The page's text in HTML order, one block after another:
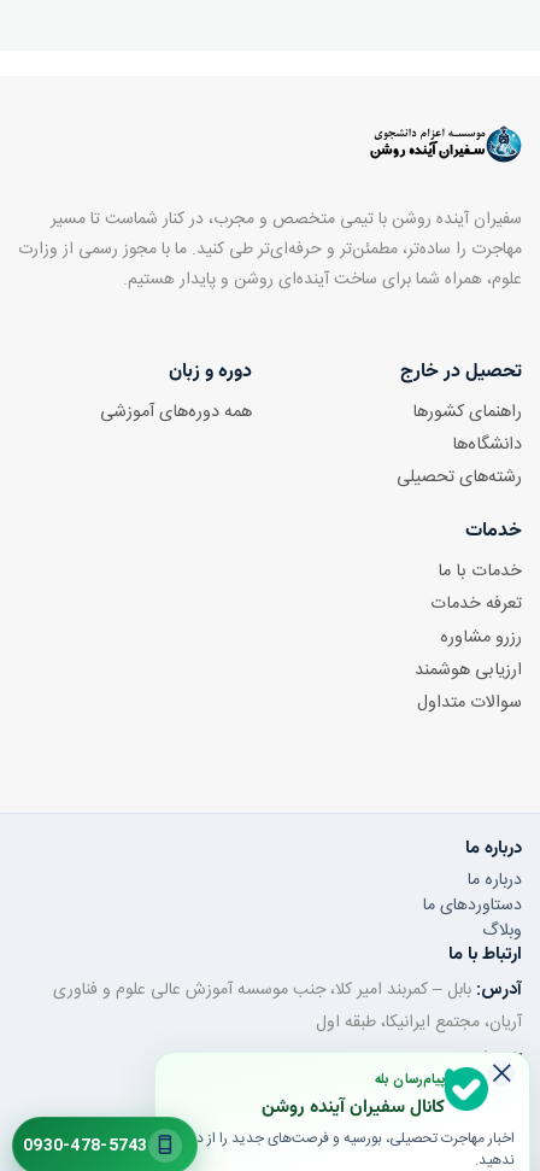
سفیران آینده روشن با تیمی متخصص و مجرب، در کنار شماست تا مسیر
مهاجرت را ساده‌تر، مطمئن‌تر و حرفه‌ای‌تر طی کنید. ما با مجوز رسمی از وزارت
علوم، همراه شما برای ساخت آینده‌ای روشن و پایدار هستیم.
تحصیل در خارج
راهنمای کشورها
دانشگاه‌ها
رشته‌های تحصیلی
دوره و زبان
همه دوره‌های آموزشی
خدمات
خدمات با ما
تعرفه خدمات
رزرو مشاوره
ارزیابی هوشمند
سوالات متداول
درباره ما
درباره ما
دستاوردهای ما
وبلاگ
ارتباط با ما
آدرس: بابل – کمربند امیر کلا، جنب موسسه آموزش عالی علوم و فناوری
آریان، مجتمع ایرانیکا، طبقه اول
تلفن ثابت:011-32350320
موبایل / واتساپ: 0930-478-5743
ایمیل:saroshanbbl@gmail.com
0930-478-5743
پیام‌رسان بله
کانال سفیران آینده روشن
اخبار مهاجرت تحصیلی، بورسیه و فرصت‌های جدید را از دست
ندهید.